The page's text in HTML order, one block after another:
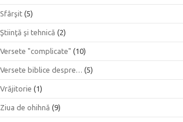
Sfârşit (5)
Ştiinţă şi tehnică (2)
Versete "complicate" (10)
Versete biblice despre… (5)
Vrăjitorie (1)
Ziua de ohihnă (9)